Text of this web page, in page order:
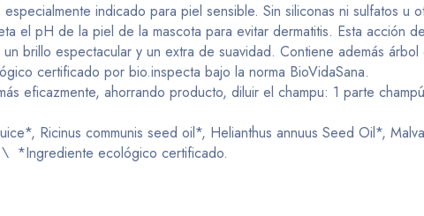
indicado para piel sensible. Sin siliconas ni sulfatos u
el pH de la piel de la mascota para evitar dermatitis. Esta acción
brillo espectacular y un extra de suavidad. Contiene además
certificado por bio.inspecta bajo la norma BioVidaSana.
eficazmente, ahorrando producto, diluir el champu: 1 parte
Ricinus communis seed oil*, Helianthus annuus Seed Oil*,
\ *Ingrediente ecológico certificado.